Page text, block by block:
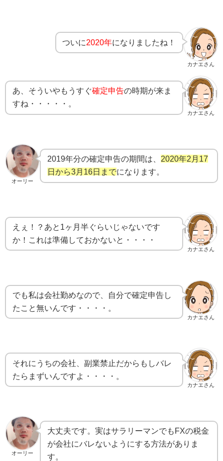
カナエさん
ついに2020年になりましたね！
カナエさん
あ、そういやもうすぐ確定申告の時期が来ま
すね・・・・・。
オーリー
2019年分の確定申告の期間は、 2020年2月17
日から3月16日までになります。
カナエさん
えぇ！？あと1ヶ月半ぐらいじゃないです
か！これは準備しておかないと・・・・
カナエさん
でも私は会社勤めなので、自分で確定申告し
たこと無いんです・・・・。
カナエさん
それにうちの会社、副業禁止だからもしバレ
たらまずいんですよ・・・・。
オーリー
大丈夫です。実はサラリーマンでもFXの税金
が会社にバレないようにする方法がありま
す。